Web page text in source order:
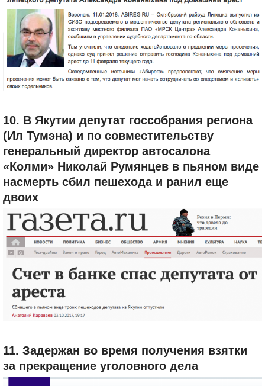
10. В Якутии депутат госсобрания региона
(Ил Тумэна) и по совместительству
генеральный директор автосалона
«Колми» Николай Румянцев в пьяном виде
насмерть сбил пешехода и ранил еще
двоих
11. Задержан во время получения взятки
за прекращение уголовного дела